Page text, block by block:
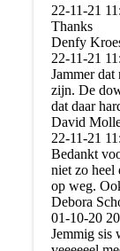
22-11-21
Thanks
Denfy
22-11-21
Jammer
zijn. De
dat daar
David
22-11-21
Bedankt
niet zo heel
op weg.
Debora
01-10-20
Jemmig sis